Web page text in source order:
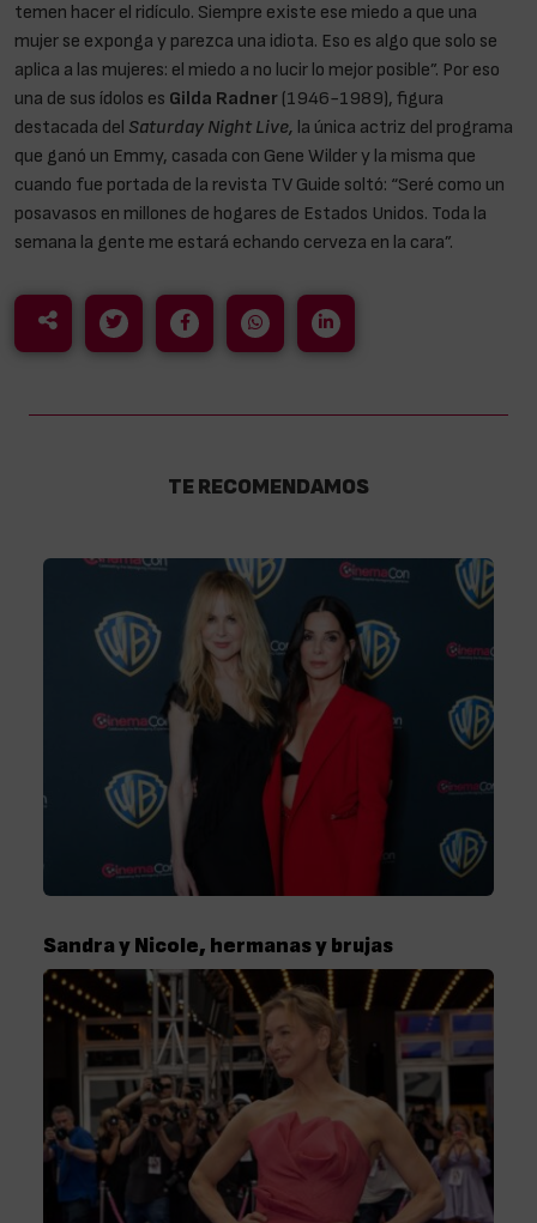
temen hacer el ridículo. Siempre existe ese miedo a que una
mujer se exponga y parezca una idiota. Eso es algo que solo se
aplica a las mujeres: el miedo a no lucir lo mejor posible”. Por eso
una de sus ídolos es Gilda Radner (1946-1989), figura
destacada del Saturday Night Live, la única actriz del programa
que ganó un Emmy, casada con Gene Wilder y la misma que
cuando fue portada de la revista TV Guide soltó: “Seré como un
posavasos en millones de hogares de Estados Unidos. Toda la
semana la gente me estará echando cerveza en la cara”.
TE RECOMENDAMOS
Sandra y Nicole, hermanas y brujas